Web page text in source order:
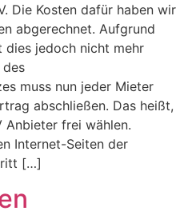
Die Kosten dafür haben wir
abgerechnet. Aufgrund
dies jedoch nicht mehr
des
muss nun jeder Mieter
abschließen. Das heißt,
Anbieter frei wählen.
Internet-Seiten der
[…]